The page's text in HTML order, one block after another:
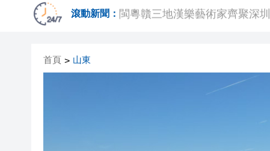
滾動新聞： 閩粵贛三地漢樂藝術家齊聚深
海南澄邁文儒煥新升級 五組
梁振英率港區全國政協委員考
首頁 > 山東